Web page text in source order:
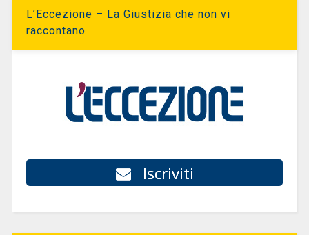
L’Eccezione – La Giustizia che non vi
raccontano
Iscriviti